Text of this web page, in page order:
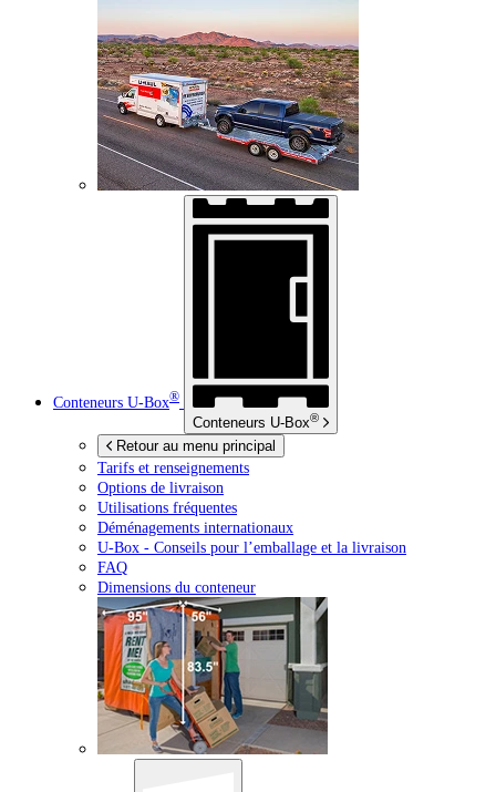
Conteneurs U-Box®
Conteneurs U-Box®
Retour au menu principal
Tarifs et renseignements
Options de livraison
Utilisations fréquentes
Déménagements internationaux
U-Box - Conseils pour l’emballage et la livraison
FAQ
Dimensions du conteneur